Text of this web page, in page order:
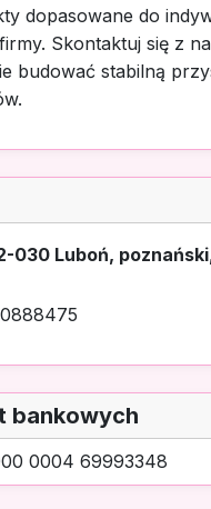
dopasowane do
Skontaktuj się z
budować stabilną
030 Luboń,
bankowych
0004 69993348